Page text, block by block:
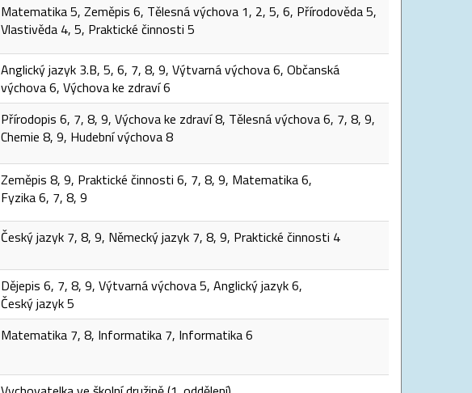
Matematika 5, Zeměpis 6, Tělesná výchova 1, 2, 5, 6, Přírodověda 5,
Vlastivěda 4, 5, Praktické činnosti 5
Anglický jazyk 3.B, 5, 6, 7, 8, 9, Výtvarná výchova 6, Občanská
výchova 6, Výchova ke zdraví 6
Přírodopis 6, 7, 8, 9, Výchova ke zdraví 8, Tělesná výchova 6, 7, 8, 9,
Chemie 8, 9, Hudební výchova 8
Zeměpis 8, 9, Praktické činnosti 6, 7, 8, 9, Matematika 6,
Fyzika 6, 7, 8, 9
Český jazyk 7, 8, 9, Německý jazyk 7, 8, 9, Praktické činnosti 4
Dějepis 6, 7, 8, 9, Výtvarná výchova 5, Anglický jazyk 6,
Český jazyk 5
Matematika 7, 8, Informatika 7, Informatika 6